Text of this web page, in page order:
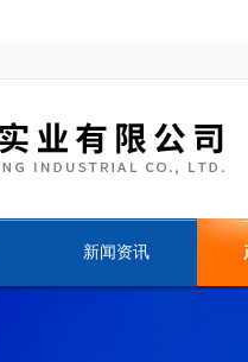
新闻资讯